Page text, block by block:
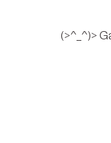
(>^_^)>